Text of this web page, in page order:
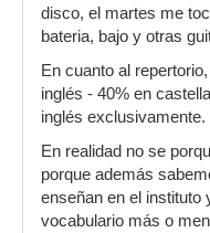
disco, el martes me
bateria, bajo y otras
En cuanto al
inglés - 40% en
inglés exclusivamente.
En realidad no se
porque además
enseñan en el instituto
vocabulario más o